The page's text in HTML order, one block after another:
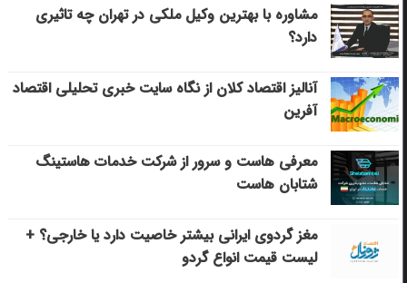
مشاوره با بهترین وکیل ملکی در تهران چه تاثیری
دارد؟
آنالیز اقتصاد کلان از نگاه سایت خبری تحلیلی اقتصاد
آفرین
معرفی هاست و سرور از شرکت خدمات هاستینگ
شتابان هاست
مغز گردوی ایرانی بیشتر خاصیت دارد یا خارجی؟ +
لیست قیمت انواع گردو